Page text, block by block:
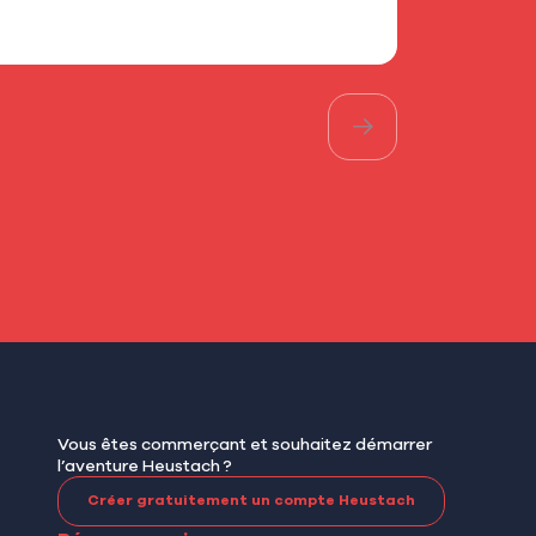
Vous êtes commerçant et souhaitez démarrer
l’aventure Heustach ?
Créer gratuitement un compte Heustach